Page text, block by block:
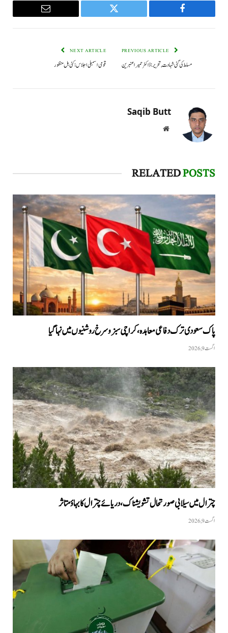
Facebook
Twitter
Email
مسلط کی گئی شہادت, تحریر: ڈاکٹر حمیرا عنبرین
NEXT ARTICLE
قومی اسمبلی اجلاس: کئی بل منظور
Saqib Butt
Website
RELATEDPOSTS
پاک سعودی ترک دفاعی معاہدہ، کراچی سبز و سرخ روشنیوں میں نہا گیا
اگست 9, 2026
چترال میں سیلابی صورتحال تشویشناک، دریائے چترال کا بہاؤ متاثر
اگست 9, 2026